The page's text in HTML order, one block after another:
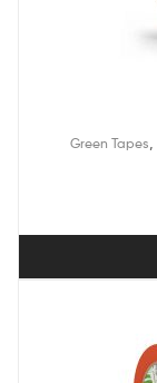
Green Tapes